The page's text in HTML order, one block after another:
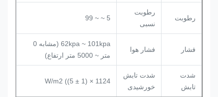
رطوبت
رطوبت
نسبی
5 ~ ~ 99
فشار فشار هوا
62kpa ~ 101kpa (مشابه 0
متر ~ 5000 متر ارتفاع)
شدت
تابش
شدت تابش
خورشیدی
1124 × (1 ± 5)) W/m2